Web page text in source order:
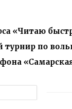
«Читаю
по